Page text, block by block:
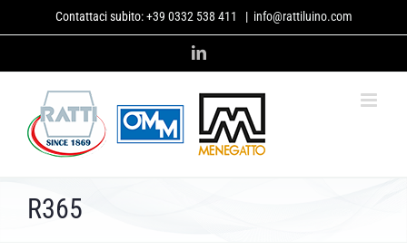
Contattaci subito:+39 0332 538 411 | info@rattiluino.com
LinkedIn
R365